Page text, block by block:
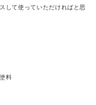
して使っていただければと思
料